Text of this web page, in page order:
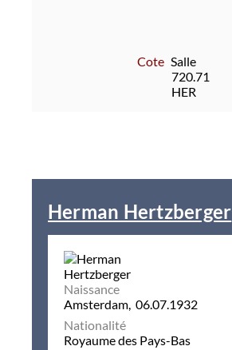
Cote Salle
720.71
HER
Herman Hertzberger
Naissance
Amsterdam, 06.07.1932
Nationalité
Royaume des Pays-Bas